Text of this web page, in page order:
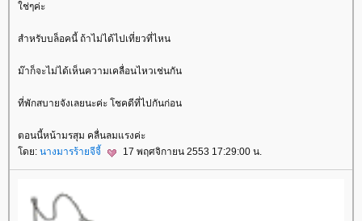
ใช่ๆค่ะ
สำหรับบล็อคนี้ ถ้าไม่ได้ไปเที่ยวที่ไหน
ม๊าก็จะไม่ได้เห็นความเคลื่อนไหวเช่นกัน
ที่พักสบายจังเลยนะค่ะ โชคดีที่ไปกันก่อน
ตอนนี้หน้ามรสุม คลื่นลมแรงค่ะ
โดย: นางมารร้ายจีจี้ 17 พฤศจิกายน 2553 17:29:00 น.